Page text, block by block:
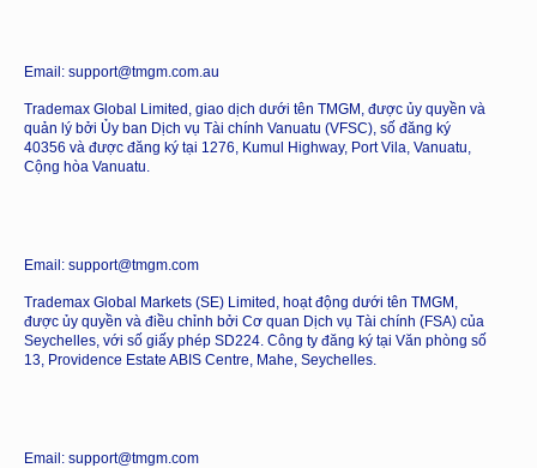
Email: support@tmgm.com.au
Trademax Global Limited, giao dịch dưới tên TMGM, được ủy quyền và
quản lý bởi Ủy ban Dịch vụ Tài chính Vanuatu (VFSC), số đăng ký
40356 và được đăng ký tại 1276, Kumul Highway, Port Vila, Vanuatu,
Cộng hòa Vanuatu.
Email: support@tmgm.com
Trademax Global Markets (SE) Limited, hoạt động dưới tên TMGM,
được ủy quyền và điều chỉnh bởi Cơ quan Dịch vụ Tài chính (FSA) của
Seychelles, với số giấy phép SD224. Công ty đăng ký tại Văn phòng số
13, Providence Estate ABIS Centre, Mahe, Seychelles.
Email: support@tmgm.com